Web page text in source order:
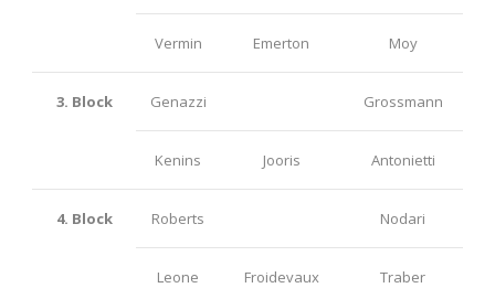
Vermin Emerton Moy
3. Block Genazzi Grossmann
Kenins Jooris Antonietti
4. Block Roberts Nodari
Leone Froidevaux Traber